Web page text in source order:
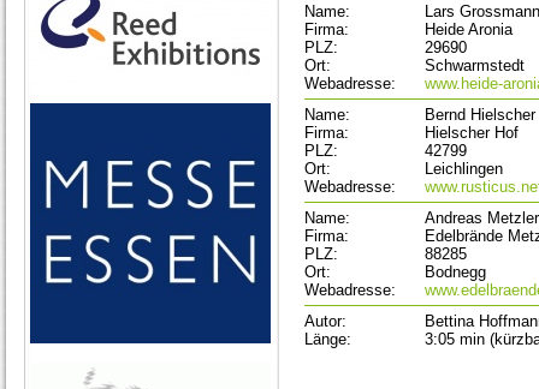
Name:
Lars Grossmann
Firma:
Heide Aronia
PLZ:
29690
Ort:
Schwarmstedt
Webadresse:
www.heide-
Name:
Bernd Hielscher
Firma:
Hielscher Hof
PLZ:
42799
Ort:
Leichlingen
Webadresse:
Name:
Andreas Metzler
Firma:
Edelbrände
PLZ:
88285
Ort:
Bodnegg
Webadresse:
Autor:
Bettina
Länge:
3:05 min